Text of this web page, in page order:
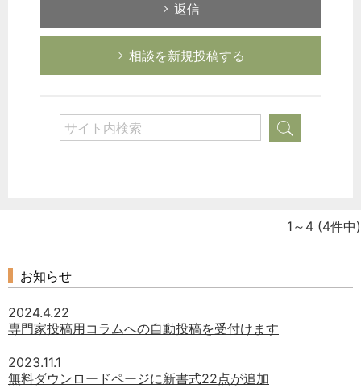
返信
相談を新規投稿する
1～4 (4件中)
お知らせ
2024.4.22
専門家投稿用コラムへの自動投稿を受付けます
2023.11.1
無料ダウンロードページに新書式22点が追加